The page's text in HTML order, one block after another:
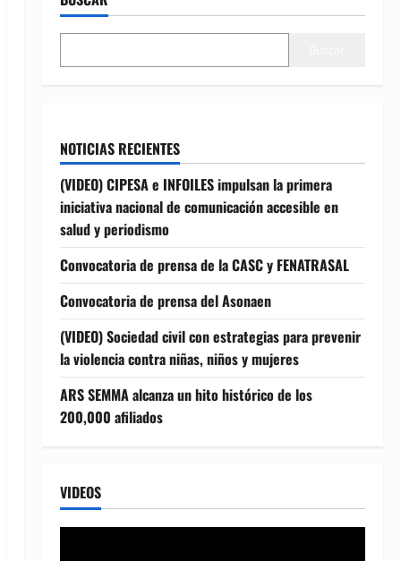
NOTICIAS RECIENTES
(VIDEO) CIPESA e INFOILES impulsan la primera
iniciativa nacional de comunicación accesible en
salud y periodismo
Convocatoria de prensa de la CASC y FENATRASAL
Convocatoria de prensa del Asonaen
(VIDEO) Sociedad civil con estrategias para prevenir
la violencia contra niñas, niños y mujeres
ARS SEMMA alcanza un hito histórico de los
200,000 afiliados
VIDEOS